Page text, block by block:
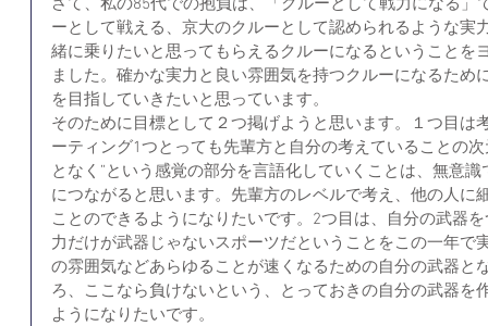
さて、私の85代での抱負は、「クルーとして戦力になる」
ーとして戦える、京大のクルーとして認められるような実
緒に乗りたいと思ってもらえるクルーになるということを
ました。確かな実力と良い雰囲気を持つクルーになるため
を目指していきたいと思っています。
そのために目標として２つ掲げようと思います。１つ目は
ーティング1つとっても先輩方と自分の考えていることの
となく”という感覚の部分を言語化していくことは、無意
につながると思います。先輩方のレベルで考え、他の人に
ことのできるようになりたいです。2つ目は、自分の武器
力だけが武器じゃないスポーツだということをこの一年で
の雰囲気などあらゆることが速くなるための自分の武器と
ろ、ここなら負けないという、とっておきの自分の武器を
ようになりたいです。